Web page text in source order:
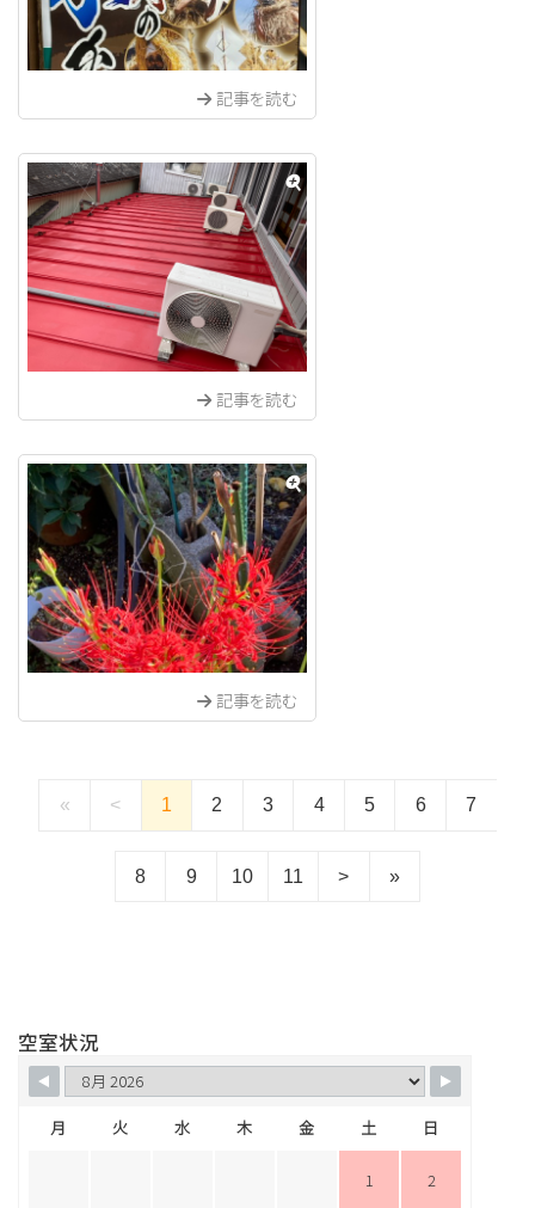
記事を読む
記事を読む
記事を読む
« < 1 2 3 4 5 6 7
8 9 10 11 > »
空室状況
月 火 水 木 金 土 日
1 2